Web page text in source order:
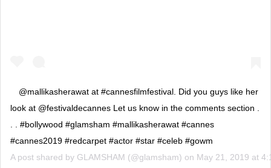
@mallikasherawat at #cannesfilmfestival. Did you guys like her
look at @festivaldecannes Let us know in the comments section .
. . #bollywood #glamsham #mallikasherawat #cannes
#cannes2019 #redcarpet #actor #star #celeb #gowm
A post shared by GLAMSHAM (@glamsham) on May 21, 2019 at